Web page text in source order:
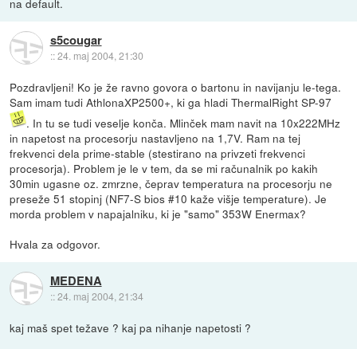
na default.
s5cougar
::24. maj 2004, 21:30
Pozdravljeni! Ko je že ravno govora o bartonu in navijanju le-tega.
Sam imam tudi AthlonaXP2500+, ki ga hladi ThermalRight SP-97
. In tu se tudi veselje konča. Mlinček mam navit na 10x222MHz
in napetost na procesorju nastavljeno na 1,7V. Ram na tej
frekvenci dela prime-stable (stestirano na privzeti frekvenci
procesorja). Problem je le v tem, da se mi računalnik po kakih
30min ugasne oz. zmrzne, čeprav temperatura na procesorju ne
preseže 51 stopinj (NF7-S bios #10 kaže višje temperature). Je
morda problem v napajalniku, ki je "samo" 353W Enermax?
Hvala za odgovor.
MEDENA
::24. maj 2004, 21:34
kaj maš spet težave ? kaj pa nihanje napetosti ?